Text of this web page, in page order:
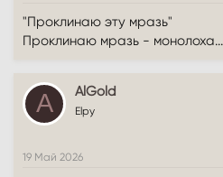
"Проклинаю эту мразь"
Проклинаю мразь - монолоха...
A AlGold
Elpy
19 Май 2026